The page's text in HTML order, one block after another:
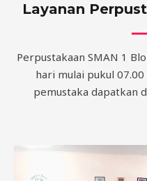
Layanan
Perpustakaan SMAN 1
hari mulai pukul 07.00
pemustaka dapatkan